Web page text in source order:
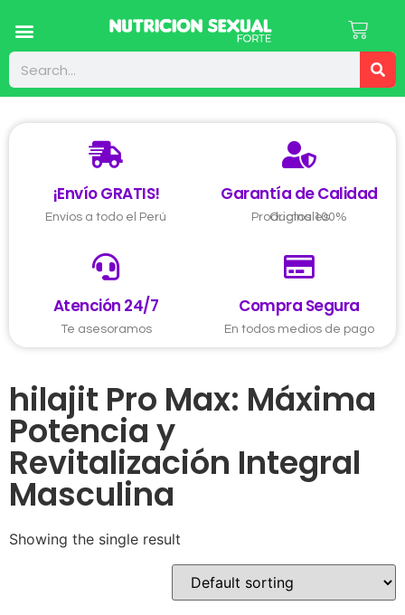
¡Envío GRATIS!
Envíos a todo el Perú
Garantía de Calidad
Productos 100% Originales
Atención 24/7
Te asesoramos
Compra Segura
En todos medios de pago
hilajit Pro Max: Máxima
Potencia y
Revitalización Integral
Masculina
Showing the single result